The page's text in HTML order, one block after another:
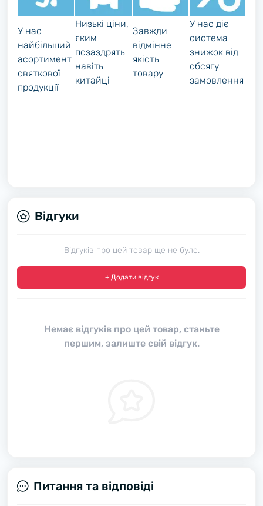
У нас
найбільший
асортимент
святкової
продукції
Низькі ціни,
яким
позаздрять
навіть
китайці
Завжди
відмінне
якість
товару
У нас діє
система
знижок від
обсягу
замовлення
Відгуки
Відгуків про цей товар ще не було.
+ Додати відгук
Немає відгуків про цей товар, станьте
першим, залиште свій відгук.
Питання та відповіді